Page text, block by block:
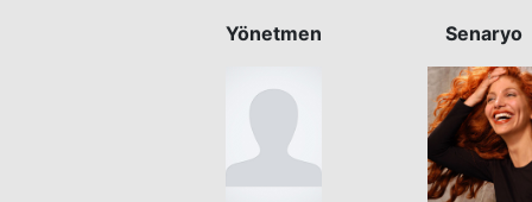
Yönetmen Senaryo